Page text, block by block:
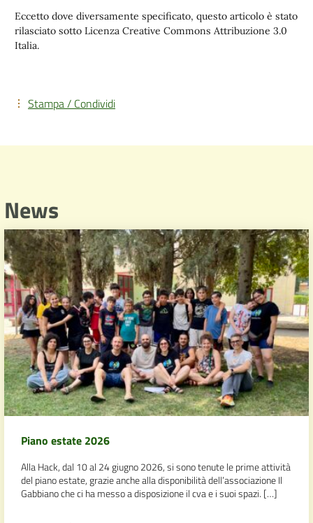
Eccetto dove diversamente specificato, questo articolo è stato
rilasciato sotto Licenza Creative Commons Attribuzione 3.0
Italia.
Stampa / Condividi
News
Piano estate 2026
Alla Hack, dal 10 al 24 giugno 2026, si sono tenute le prime attività
del piano estate, grazie anche alla disponibilità dell’associazione Il
Gabbiano che ci ha messo a disposizione il cva e i suoi spazi. […]